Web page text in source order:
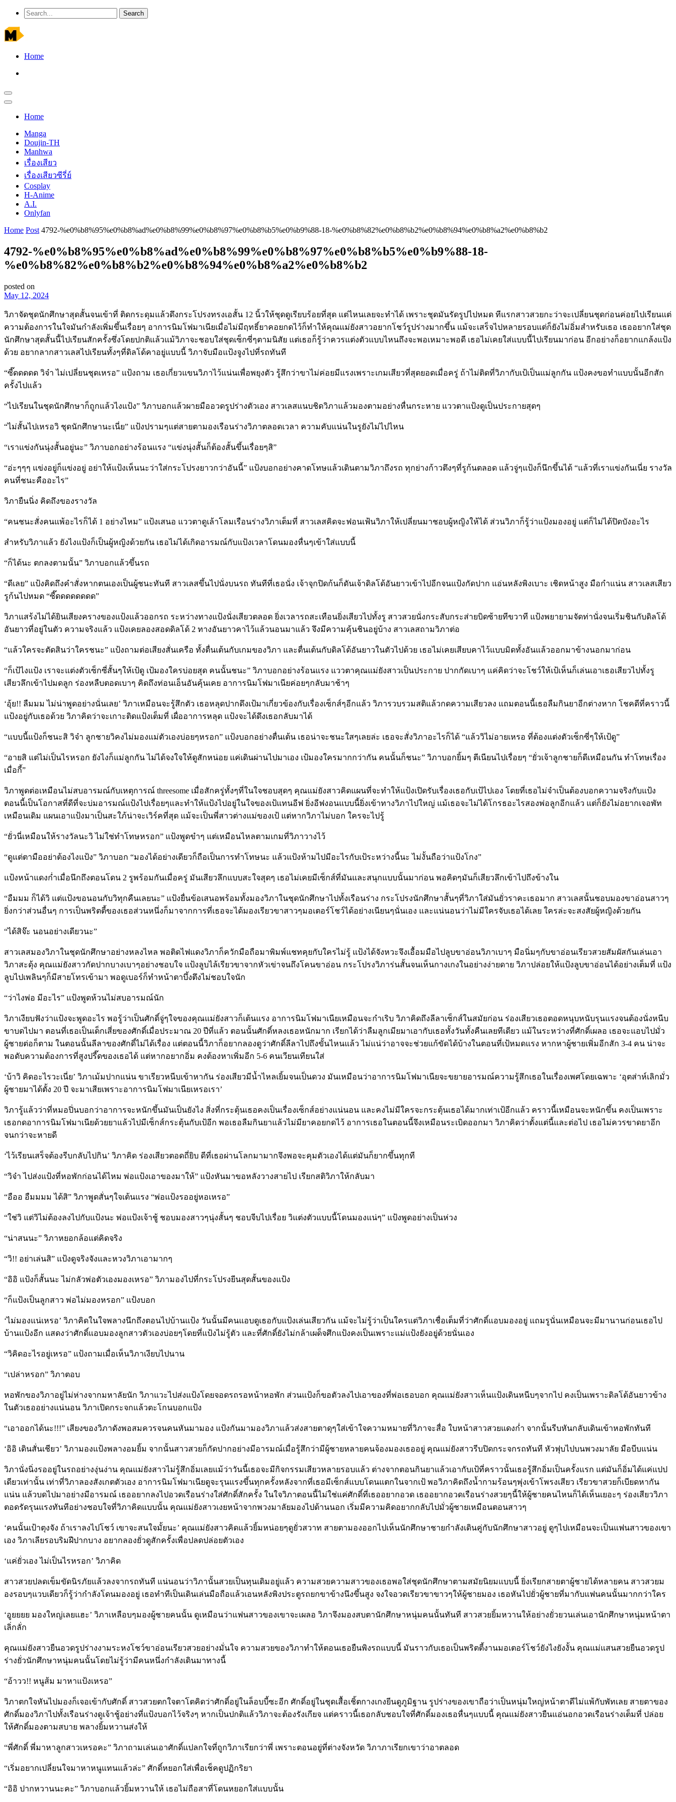
Home
Home
Manga
Doujin-TH
Manhwa
เรื่องเสียว
เรื่องเสียวซีรี่ย์
Cosplay
H-Anime
A.I.
Onlyfan
Home Post 4792-%e0%b8%95%e0%b8%ad%e0%b8%99%e0%b8%97%e0%b8%b5%e0%b9%88-18-%e0%b8%82%e0%b8%b2%e0%b8%94%e0%b8%a2%e0%b8%b2
4792-%e0%b8%95%e0%b8%ad%e0%b8%99%e0%b8%97%e0%b8%b5%e0%b9%88-18-
%e0%b8%82%e0%b8%b2%e0%b8%94%e0%b8%a2%e0%b8%b2
posted on
May 12, 2024
วิภาจัดชุดนักศึกษาสุดสั้นจนเข้าที่ ติดกระดุมแล้วดึงกระโปรงทรงเอสั้น 12 นิ้วให้ชุดดูเรียบร้อยที่สุด แต่ไหนเลยจะทำได้ เพราะชุดมันรัดรูปไปหมด ทีแรกสาวสวยกะว่าจะเปลี่ยนชุดก่อนค่อยไปเรียนแต่
ความต้องการในใจมันกำลังเพิ่มขึ้นเรื่อยๆ อาการนิมโฟมาเนียเมื่อไม่มีฤทธิ์ยาคอยกดไว้ก็ทำให้คุณแม่ยังสาวอยากโชว์รูปร่างมากขึ้น แม้จะเสร็จไปหลายรอบแต่ก็ยังไม่อิ่มสำหรับเธอ เธออยากใส่ชุด
นักศึกษาสุดสั้นนี้ไปเรียนสักครั้งซึ่งโดยปกติแล้วแม้วิภาจะชอบใส่ชุดเซ็กซี่ๆตามนิสัย แต่เธอก็รู้ว่าควรแต่งตัวแบบไหนถึงจะพอเหมาะพอดี เธอไม่เคยใส่แบบนี้ไปเรียนมาก่อน อีกอย่างก็อยากแกล้งแป้ง
ด้วย อยากลากสาวเลสไปเรียนทั้งๆที่ดิลโด้คาอยู่แบบนี้ วิภาจับมือแป้งจูงไปที่รถทันที
“ซี๊ดดดดด วิจ๋า ไม่เปลี่ยนชุดเหรอ” แป้งถาม เธอเกี่ยวแขนวิภาไว้แน่นเพื่อพยุงตัว รู้สึกว่าขาไม่ค่อยมีแรงเพราะเกมเสียวที่สุดยอดเมื่อครู่ ถ้าไม่ติดที่วิภากับเป้เป็นแม่ลูกกัน แป้งคงขอทำแบบนั้นอีกสัก
ครั้งไปแล้ว
“ไปเรียนในชุดนักศึกษาก็ถูกแล้วไงแป้ง” วิภาบอกแล้วผายมืออวดรูปร่างตัวเอง สาวเลสแนบชิดวิภาแล้วมองตามอย่างหื่นกระหาย แววตาแป้งดูเป็นประกายสุดๆ
“ไม่สั้นไปเหรอวิ ชุดนักศึกษานะเนี่ย” แป้งปรามๆแต่สายตามองเรือนร่างวิภาตลอดเวลา ความคับแน่นในรูยังไม่ไปไหน
“เราแข่งกันนุ่งสั้นอยู่นะ” วิภาบอกอย่างร้อนแรง “แข่งนุ่งสั้นก็ต้องสั้นขึ้นเรื่อยๆสิ”
“อ่ะๆๆๆ แข่งอยู่ก็แข่งอยู่ อย่าให้แป้งเห็นนะว่าใส่กระโปรงยาวกว่าอันนี้” แป้งบอกอย่างคาดโทษแล้วเดินตามวิภาถึงรถ ทุกย่างก้าวตึงๆที่รูก้นตลอด แล้วจู่ๆแป้งก็นึกขึ้นได้ “แล้วที่เราแข่งกันเนี่ย รางวัล
คนที่ชนะคืออะไร”
วิภายืนนิ่ง คิดถึงของรางวัล
“คนชนะสั่งคนแพ้อะไรก็ได้ 1 อย่างไหม” แป้งเสนอ แววตาดูเล้าโลมเรือนร่างวิภาเต็มที่ สาวเลสคิดจะฟอนเฟ้นวิภาให้เปลี่ยนมาชอบผู้หญิงให้ได้ ส่วนวิภาก็รู้ว่าแป้งมองอยู่ แต่ก็ไม่ได้ปิดบังอะไร
สำหรับวิภาแล้ว ยังไงแป้งก็เป็นผู้หญิงด้วยกัน เธอไม่ได้เกิดอารมณ์กับแป้งเวลาโดนมองหื่นๆเข้าใส่แบบนี้
“ก็ได้นะ ตกลงตามนั้น” วิภาบอกแล้วขึ้นรถ
“ดีเลย” แป้งคิดถึงคำสั่งหากตนเองเป็นผู้ชนะทันที สาวเลสขึ้นไปนั่งบนรถ ทันทีที่เธอนั่ง เจ้าจุกปิดก้นก็ดันเจ้าดิลโด้อันยาวเข้าไปอีกจนแป้งกัดปาก แอ่นหลังพิงเบาะ เชิดหน้าสูง มือกำแน่น สาวเลสเสียว
รูก้นไปหมด “ซี๊ดดดดดดดด”
วิภาแสร้งไม่ได้ยินเสียงครางของแป้งแล้วออกรถ ระหว่างทางแป้งนั่งเสียวตลอด ยิ่งเวลารถสะเทือนยิ่งเสียวไปทั้งรู สาวสวยนั่งกระสับกระส่ายบิดซ้ายทีขวาที แป้งพยายามจัดท่านั่งจนเริ่มชินกับดิลโด้
อันยาวที่อยู่ในตัว ความจริงแล้ว แป้งเคยลองสอดดิลโด้ 2 ทางอันยาวคาไว้แล้วนอนมาแล้ว จึงมีความคุ้นชินอยู่บ้าง สาวเลสถามวิภาต่อ
“แล้วใครจะตัดสินว่าใครชนะ” แป้งถามต่อเสียงสั่นเครือ ทั้งตื่นเต้นกับเกมของวิภา และตื่นเต้นกับดิลโด้อันยาวในตัวไปด้วย เธอไม่เคยเสียบคาไว้แบบมิดทั้งอันแล้วออกมาข้างนอกมาก่อน
“ก็เป้ไงแป้ง เราจะแต่งตัวเซ็กซี่สั้นๆให้เป้ดู เป้มองใครบ่อยสุด คนนั้นชนะ” วิภาบอกอย่างร้อนแรง แววตาคุณแม่ยังสาวเป็นประกาย ปากกัดเบาๆ แค่คิดว่าจะโชว์ให้เป้เห็นก็เล่นเอาเธอเสียวไปทั้งรู
เสียวลึกเข้าไปมดลูก ร่องหลืบตอดเบาๆ คิดถึงท่อนเอ็นอันคุ้นเคย อาการนิมโฟมาเนียค่อยๆกลับมาช้าๆ
‘อุ้ย!! ลืมมม ไม่น่าพูดอย่างนั่นเลย’ วิภาเหมือนจะรู้สึกตัว เธอหลุดปากดึงเป้มาเกี่ยวข้องกับเรื่องเซ็กส์ๆอีกแล้ว วิภารวบรวมสติแล้วกดความเสียวลง แถมตอนนี้เธอลืมกินยาอีกต่างหาก โชคดีที่คราวนี้
แป้งอยู่กับเธอด้วย วิภาคิดว่าจะเกาะติดแป้งเต็มที่ เผื่ออาการหลุด แป้งจะได้ดึงเธอกลับมาได้
“แบบนี้แป้งก็ชนะสิ วิจ๋า ลูกชายวิคงไม่มองแม่ตัวเองบ่อยๆหรอก” แป้งบอกอย่างตื่นเต้น เธอน่าจะชนะใสๆเลยล่ะ เธอจะสั่งวิภาอะไรก็ได้ “แล้ววิไม่อายเหรอ ที่ต้องแต่งตัวเซ็กซี่ๆให้เป้ดู”
“อายสิ แต่ไม่เป็นไรหรอก ยังไงก็แม่ลูกกัน ไม่ได้จงใจให้ดูสักหน่อย แค่เดินผ่านไปมาเอง เป้มองใครมากกว่ากัน คนนั้นก็ชนะ” วิภาบอกยิ้มๆ ตีเนียนไปเรื่อยๆ “ยั่วเจ้าลูกชายก็ดีเหมือนกัน ทำโทษเรื่อง
เมื่อกี้”
วิภาพูดต่อเหมือนไม่สบอารมณ์กับเหตุการณ์ threesome เมื่อสักครู่ทั้งๆที่ในใจชอบสุดๆ คุณแม่ยังสาวคิดแผนที่จะทำให้แป้งเปิดรับเรื่องเธอกับเป้ไปเอง โดยที่เธอไม่จำเป็นต้องบอกความจริงกับแป้ง
ตอนนี้เป็นโอกาสที่ดีที่จะบ่มอารมณ์แป้งไปเรื่อยๆและทำให้แป้งไปอยู่ในใจของเป้แทนอีฟ ยิ่งอีฟงอนแบบนี้ยิ่งเข้าทางวิภาไปใหญ่ แม้เธอจะไม่ได้โกรธอะไรสองพ่อลูกอีกแล้ว แต่ก็ยังไม่อยากเจอพัท
เหมือนเดิม แผนเอาแป้งมาเป็นสะใภ้น่าจะเวิร์คที่สุด แม้จะเป็นพี่สาวต่างแม่ของเป้ แต่หากวิภาไม่บอก ใครจะไปรู้
“ยั่วนี่เหมือนให้รางวัลนะวิ ไม่ใช่ทำโทษหรอก” แป้งพูดขำๆ แต่เหมือนไหลตามเกมที่วิภาวางไว้
“ดูแต่ตามืออย่าต้องไงแป้ง” วิภาบอก “มองได้อย่างเดียวก็ถือเป็นการทำโทษนะ แล้วแป้งห้ามไปมีอะไรกับเป้ระหว่างนี้นะ ไม่งั้นถือว่าแป้งโกง”
แป้งหน้าแดงก่ำเมื่อนึกถึงตอนโดน 2 รูพร้อมกันเมื่อครู่ มันเสียวลึกแบบสะใจสุดๆ เธอไม่เคยมีเซ็กส์ที่มันและสนุกแบบนั้นมาก่อน พอคิดๆมันก็เสียวลึกเข้าไปถึงข้างใน
“อืมมม ก็ได้วิ แต่แป้งขอนอนกับวิทุกคืนเลยนะ” แป้งยื่นข้อเสนอพร้อมทั้งมองวิภาในชุดนักศึกษาไปทั้งเรือนร่าง กระโปรงนักศึกษาสั้นๆที่วิภาใส่มันยั่วราคะเธอมาก สาวเลสนั้นชอบมองขาอ่อนสาวๆ
ยิ่งกว่าส่วนอื่นๆ การเป็นพริตตี้ของเธอส่วนหนึ่งก็มาจากการที่เธอจะได้มองเรียวขาสาวๆมอเตอร์โชว์ได้อย่างเนียนๆนั่นเอง และแน่นอนว่าไม่มีใครจับเธอได้เลย ใครล่ะจะสงสัยผู้หญิงด้วยกัน
“ได้สิจ๊ะ นอนอย่างเดียวนะ”
สาวเลสมองวิภาในชุดนักศึกษาอย่างหลงไหล พอติดไฟแดงวิภาก็ควักมือถือมาพิมพ์แชทคุยกับใครไม่รู้ แป้งได้จังหวะจึงเอื้อมมือไปลูบขาอ่อนวิภาเบาๆ มือนิ่มๆกับขาอ่อนเรียวสวยสัมผัสกันเล่นเอา
วิภาสะดุ้ง คุณแม่ยังสาวกัดปากบางเบาๆอย่างชอบใจ แป้งลูบไล้เรียวขาจากหัวเข่าจนถึงโคนขาอ่อน กระโปรงวิภาร่นสั้นจนเห็นกางเกงในอย่างง่ายดาย วิภาปล่อยให้แป้งลูบขาอ่อนได้อย่างเต็มที่ แป้ง
ลูบไปเพลินๆก็มีสายโทรเข้ามา พอดูเบอร์ก็ทำหน้าตาบึ้งตึงไม่ชอบใจนัก
“ว่าไงพ่อ มีอะไร” แป้งพูดห้วนไม่สบอารมณ์นัก
วิภาเงียบฟังว่าแป้งจะพูดอะไร พอรู้ว่าเป็นศักดิ์จู่ๆใจของคุณแม่ยังสาวก็เต้นแรง อาการนิมโฟมาเนียเหมือนจะกำเริบ วิภาคิดถึงลีลาเซ็กส์ในสมัยก่อน ร่องเสียวเธอตอดหนุบหนับรุนแรงจนต้องนั่งหนีบ
ขาบดไปมา ตอนที่เธอเป็นเด็กเสี่ยของศักดิ์เมื่อประมาณ 20 ปีที่แล้ว ตอนนั้นศักดิ์หลงเธอหนักมาก เรียกได้ว่าลืมลูกเมียมาเอากับเธอทั้งวันทั้งคืนเลยทีเดียว แม้ในระหว่างที่ศักดิ์เผลอ เธอจะแอบไปมั่ว
ผู้ชายต่อก็ตาม ในตอนนั้นลีลาของศักดิ์ไม่ได้เรื่อง แต่ตอนนี้วิภาก็อยากลองดูว่าศักดิ์ลีลาไปถึงขั้นไหนแล้ว ไม่แน่ว่าอาจจะช่วยแก้ขัดได้บ้างในตอนที่เป้หมดแรง หากหาผู้ชายเพิ่มอีกสัก 3-4 คน น่าจะ
พอดับความต้องการที่สูงปรี๊ดของเธอได้ แต่หากอยากอิ่ม คงต้องหาเพิ่มอีก 5-6 คนเวียนเทียนใส่
‘บ้าวิ คิดอะไรวะเนี่ย’ วิภาเม้มปากแน่น ขาเรียวหนีบเข้าหากัน ร่องเสียวมีน้ำไหลเยิ้มจนเป็นดวง มันเหมือนว่าอาการนิมโฟมาเนียจะขยายอารมณ์ความรู้สึกเธอในเรื่องเพศโดยเฉพาะ ‘อุตส่าห์เลิกมั่ว
ผู้ชายมาได้ตั้ง 20 ปี จะมาเสียเพราะอาการนิมโฟมาเนียเหรอเรา’
วิภารู้แล้วว่าที่หมอปิ่นบอกว่าอาการจะหนักขึ้นมันเป็นยังไง สิ่งที่กระตุ้นเธอคงเป็นเรื่องเซ็กส์อย่างแน่นอน และคงไม่มีใครจะกระตุ้นเธอได้มากเท่าเป้อีกแล้ว คราวนี้เหมือนจะหนักขึ้น คงเป็นเพราะ
เธอกดอาการนิมโฟมาเนียด้วยยาแล้วไปมีเซ็กส์กระตุ้นกับเป้อีก พอเธอลืมกินยาแล้วไม่มียาคอยกดไว้ อาการเธอในตอนนี้จึงเหมือนระเบิดออกมา วิภาคิดว่าตั้งแต่นี้และต่อไป เธอไม่ควรขาดยาอีก
จนกว่าจะหายดี
‘ไว้เรียนเสร็จต้องรีบกลับไปกิน’ วิภาคิด ร่องเสียวตอดถี่ยิบ ดีที่เธอผ่านโลกมามากจึงพอจะคุมตัวเองได้แต่มันก็ยากขึ้นทุกที
“วิจ๋า ไปส่งแป้งที่หอพักก่อนได้ไหม พ่อแป้งเอาของมาให้” แป้งหันมาขอหลังวางสายไป เรียกสติวิภาให้กลับมา
“อืออ อืมมมม ได้สิ” วิภาพูดสั่นๆใจเต้นแรง “พ่อแป้งรออยู่หอเหรอ”
“ใช่วิ แต่วิไม่ต้องลงไปกับแป้งนะ พ่อแป้งเจ้าชู้ ชอบมองสาวๆนุ่งสั้นๆ ชอบจีบไปเรื่อย วิแต่งตัวแบบนี้โดนมองแน่ๆ” แป้งพูดอย่างเป็นห่วง
“น่าสนนะ” วิภาหยอกล้อแต่คิดจริง
“วิ!! อย่าเล่นสิ” แป้งดูจริงจังและหวงวิภาเอามากๆ
“อิอิ แป้งก็สั้นนะ ไม่กลัวพ่อตัวเองมองเหรอ” วิภามองไปที่กระโปรงยีนสุดสั้นของแป้ง
“ก็แป้งเป็นลูกสาว พ่อไม่มองหรอก” แป้งบอก
‘ไม่มองแน่เหรอ’ วิภาคิดในใจพลางนึกถึงตอนไปบ้านแป้ง วันนั้นมีคนแอบดูเธอกับแป้งเล่นเสียวกัน แม้จะไม่รู้ว่าเป็นใครแต่วิภาเชื่อเต็มที่ว่าศักดิ์แอบมองอยู่ แถมรูนั่นเหมือนจะมีมานานก่อนเธอไป
บ้านแป้งอีก แสดงว่าศักดิ์แอบมองลูกสาวตัวเองบ่อยๆโดยที่แป้งไม่รู้ตัว และที่ศักดิ์ยังไม่กล้าเผด็จศึกแป้งคงเป็นเพราะแม่แป้งยังอยู่ด้วยนั่นเอง
“วิคิดอะไรอยู่เหรอ” แป้งถามเมื่อเห็นวิภาเงียบไปนาน
“เปล่าหรอก” วิภาตอบ
หอพักของวิภาอยู่ไม่ห่างจากมหาลัยนัก วิภาแวะไปส่งแป้งโดยจอดรถรอหน้าหอพัก ส่วนแป้งก็ขอตัวลงไปเอาของที่พ่อเธอบอก คุณแม่ยังสาวเห็นแป้งเดินหนีบๆจากไป คงเป็นเพราะดิลโด้อันยาวข้าง
ในตัวเธออย่างแน่นอน วิภาเปิดกระจกแล้วตะโกนบอกแป้ง
“เอาออกได้นะ!!!” เสียงของวิภาดังพอสมควรจนคนหันมามอง แป้งกันมามองวิภาแล้วส่งสายตาดุๆใส่เข้าใจความหมายที่วิภาจะสื่อ ใบหน้าสาวสวยแดงก่ำ จากนั้นรีบหันกลับเดินเข้าหอพักทันที
‘อิอิ เดินสั่นเชียว’ วิภามองแป้งพลางอมยิ้ม จากนั้นสาวสวยก็กัดปากอย่างมีอารมณ์เมื่อรู้สึกว่ามีผู้ชายหลายคนจ้องมองเธออยู่ คุณแม่ยังสาวรีบปิดกระจกรถทันที หัวฟุบไปบนพวงมาลัย มือบีบแน่น
วิภานั่งนิ่งรออยู่ในรถอย่างงุ่นง่าน คุณแม่ยังสาวไม่รู้สึกอิ่มเลยแม้ว่าวันนี้เธอจะมีกิจกรรมเสียวหลายรอบแล้ว ต่างจากตอนกินยาแล้วเอากับเป้ที่คราวนั้นเธอรู้สึกอิ่มเป็นครั้งแรก แต่มันก็อิ่มได้แค่แปป
เดียวเท่านั้น เท่าที่วิภาลองสังเกตตัวเอง อาการนิมโฟมาเนียดูจะรุนแรงขึ้นทุกครั้งหลังจากที่เธอมีเซ็กส์แบบโดนแตกในจากเป้ พอวิภาคิดถึงน้ำกามร้อนๆพุ่งเข้าโพรงเสียว เรียวขาสวยก็เบียดหากัน
แน่น แล้วบดไปมาอย่างมีอารมณ์ เธออยากลงไปอวดเรือนร่างใส่ศักดิ์สักครั้ง ในใจวิภาตอนนี้ไม่ใช่แค่ศักดิ์ที่เธออยากอวด เธออยากอวดเรือนร่างสวยๆนี้ให้ผู้ชายคนไหนก็ได้เห็นเยอะๆ ร่องเสียววิภา
ตอดรัดรุนแรงทันทีอย่างชอบใจที่วิภาคิดแบบนั้น คุณแม่ยังสาวเงยหน้าจากพวงมาลัยมองไปด้านนอก เริ่มมีความคิดอยากกลับไปมั่วผู้ชายเหมือนตอนสาวๆ
‘คนนั้นเป้าตุงจัง ถ้าเราลงไปโชว์ เขาจะสนใจมั้ยนะ’ คุณแม่ยังสาวคิดแล้วยิ้มหน่อยๆดูยั่วสวาท สายตามองออกไปเห็นนักศึกษาชายกำลังเดินคู่กับนักศึกษาสาวอยู่ ดูๆไปเหมือนจะเป็นแฟนสาวของเขา
เอง วิภาเลียรอบริมฝีปากบาง อยากลองยั่วดูสักครั้งเพื่อปลดปล่อยตัวเอง
‘แค่ยั่วเอง ไม่เป็นไรหรอก’ วิภาคิด
สาวสวยปลดเข็มขัดนิรภัยแล้วลงจากรถทันที แน่นอนว่าวิภานั้นสวยเป็นทุนเดิมอยู่แล้ว ความสวยความสาวของเธอพอใส่ชุดนักศึกษาตามสมัยนิยมแบบนี้ ยิ่งเรียกสายตาผู้ชายได้หลายคน สาวสวยม
องรอบๆแวบเดียวก็รู้ว่ากำลังโดนมองอยู่ เธอทำทีเป็นเดินเล่นมือถือแล้วเอนหลังพิงประตูรถยกขาข้างนึงขึ้นสูง จงใจอวดเรียวขาขาวๆให้ผู้ชายมอง เธอหันไปยั่วผู้ชายที่มากับแฟนคนนั้นมากกว่าใคร
‘อูยยยย มองใหญ่เลยแฮะ’ วิภาเหลือบๆมองผู้ชายคนนั้น ดูเหมือนว่าแฟนสาวของเขาจะเผลอ วิภาจึงมองสบตานักศึกษาหนุ่มคนนั้นทันที สาวสวยยิ้มหวานให้อย่างยั่วยวนเล่นเอานักศึกษาหนุ่มหน้าตา
เลิ่กลั่ก
คุณแม่ยังสาวยืนอวดรูปร่างงามระหงโชว์ขาอ่อนเรียวสวยอย่างมั่นใจ ความสวยของวิภาทำให้ตอนเธอยืนพิงรถแบบนี้ มันราวกับเธอเป็นพริตตี้งานมอเตอร์โชว์ยังไงยังงั้น คุณแม่แสนสวยยืนอวดรูป
ร่างยั่วนักศึกษาหนุ่มคนนั้นโดยไม่รู้ว่ามีคนหนึ่งกำลังเดินมาทางนี้
“อ้าวว!! หนูส้ม มาหาแป้งเหรอ”
วิภาตกใจหันไปมองก็เจอเข้ากับศักดิ์ สาวสวยตกใจตาโตคิดว่าศักดิ์อยู่ในล็อบบี้ซะอีก ศักดิ์อยู่ในชุดเสื้อเชิ้ตกางเกงยีนดูภูมิฐาน รูปร่างของเขาถือว่าเป็นหนุ่มใหญ่หน้าตาดีไม่แพ้กับพัทเลย สายตาของ
ศักดิ์มองวิภาไปทั้งเรือนร่างดูเจ้าชู้อย่างที่แป้งบอกไว้จริงๆ หากเป็นปกติแล้ววิภาจะต้องรังเกียจ แต่คราวนี้เธอกลับชอบใจที่ศักดิ์มองเธอหื่นๆแบบนี้ คุณแม่ยังสาวยืนแอ่นอกอวดเรือนร่างเต็มที่ ปล่อย
ให้ศักดิ์มองตามสบาย พลางยิ้มหวานส่งให้
“พี่ศักดิ์ พี่มาหาลูกสาวเหรอคะ” วิภาถามเล่นเอาศักดิ์แปลกใจที่ถูกวิภาเรียกว่าพี่ เพราะตอนอยู่ที่ต่างจังหวัด วิภาภาเรียกเขาว่าอาตลอด
“เริ่มอยากเปลี่ยนใจมาหาหนูแทนแล้วล่ะ” ศักดิ์หยอกใส่เพื่อเช็คดูปฏิกริยา
“อิอิ ปากหวานนะคะ” วิภาบอกแล้วยิ้มหวานให้ เธอไม่ถือสาที่โดนหยอกใส่แบบนั้น